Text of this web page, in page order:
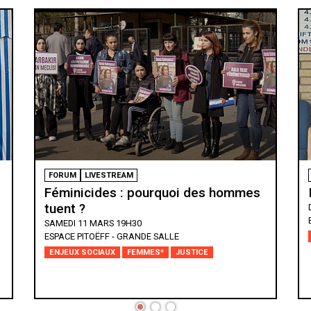
FORUM
Inceste, un silence assourdissant
DIMANCHE 12 MARS 14H30
ESPACE PITOËFF - GRANDE SALLE
ENJEUX SOCIAUX JUSTICE SANTÉ